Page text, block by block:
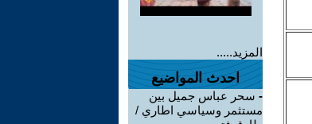
المزيد.....
احدث المواضيع
- سحر عباس جميل بين
مستثمر وسياسي اطاري /